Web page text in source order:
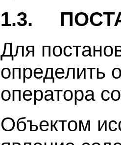
1.3.
Для
определить
оператора
Объектом